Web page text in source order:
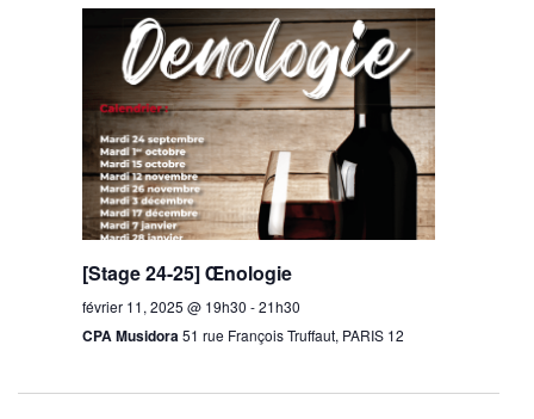
de
vues
[Stage 24-25] Œnologie
février 11, 2025 @ 19h30 -21h30
CPA Musidora51 rue François Truffaut, PARIS 12